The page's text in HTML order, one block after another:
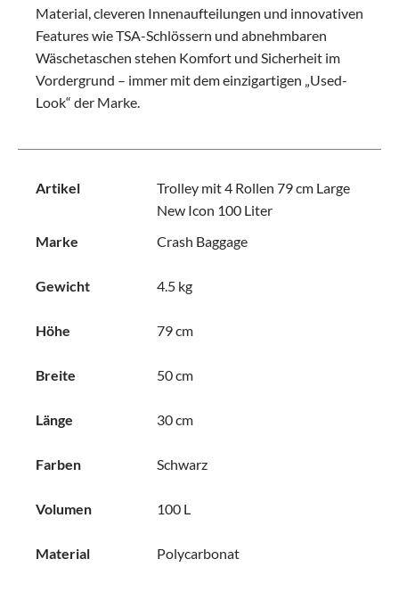
Material, cleveren Innenaufteilungen und innovativen
Features wie TSA-Schlössern und abnehmbaren
Wäschetaschen stehen Komfort und Sicherheit im
Vordergrund – immer mit dem einzigartigen „Used-
Look“ der Marke.
Artikel
Trolley mit 4 Rollen 79 cm Large
New Icon 100 Liter
Marke
Crash Baggage
Gewicht 4.5 kg
Höhe 79 cm
Breite 50 cm
Länge 30 cm
Farben Schwarz
Volumen 100 L
Material Polycarbonat